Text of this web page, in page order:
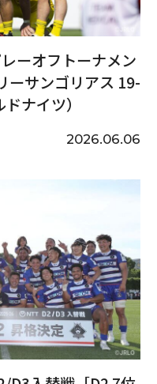
ーオフトーナメン
ーサンゴリアス 19-
ナイツ）
2026.06.06